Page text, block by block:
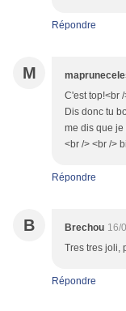
Répondre
M
C'est top!<br
Dis donc tu
me dis que je
<br /> <br />
Répondre
B Brechou 16/
Tres tres joli,
Répondre